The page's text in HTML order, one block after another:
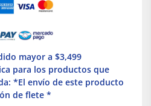
mayor a $3,499
para los productos que
*El envío de este producto
de flete *